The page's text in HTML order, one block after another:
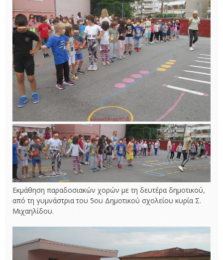
Εκμάθηση παραδοσιακών χορών με τη δευτέρα δημοτικού,
από τη γυμνάστρια του 5ου Δημοτικού σχολείου κυρία Σ.
Μιχαηλίδου.